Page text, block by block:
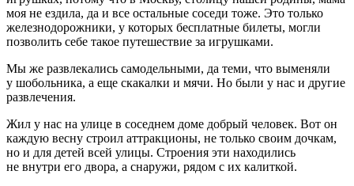
моя не ездила, да и все остальные соседи тоже. Это только
железнодорожники, у которых бесплатные билеты, могли
позволить себе такое путешествие за игрушками.
Мы же развлекались самодельными, да теми, что выменяли
у шобольника, а еще скакалки и мячи. Но были у нас и другие
развлечения.
Жил у нас на улице в соседнем доме добрый человек. Вот он
каждую весну строил аттракционы, не только своим дочкам,
но и для детей всей улицы. Строения эти находились
не внутри его двора, а снаружи, рядом с их калиткой.